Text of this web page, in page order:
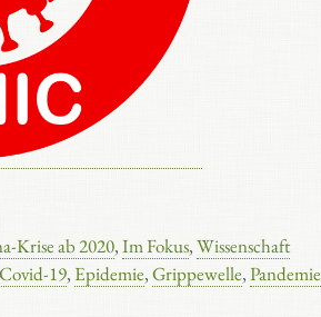
Krise ab 2020,Im Fokus,Wissenschaft
Covid-19, Epidemie,Grippewelle,Pandemie